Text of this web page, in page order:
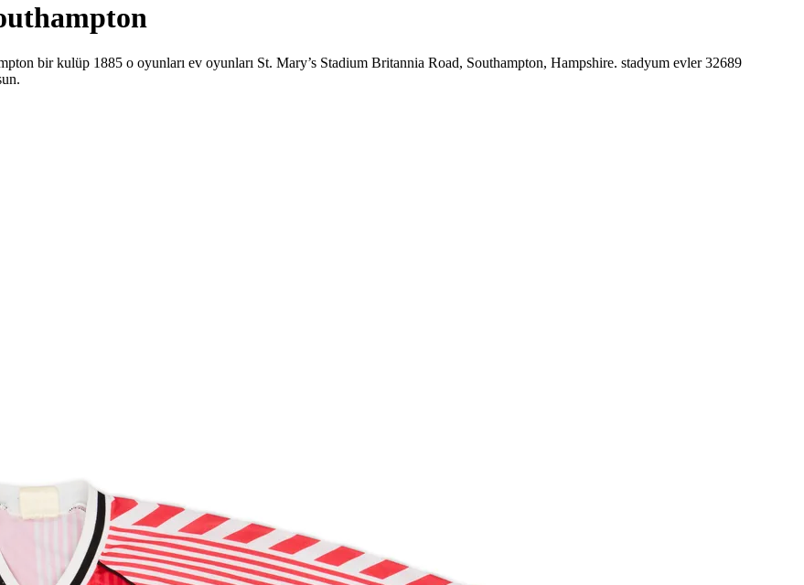
bir kulüp 1885 o oyunları ev oyunları St. Mary’s Stadium Britannia Road, Southampton, Hampshire. stadyum evler 32689